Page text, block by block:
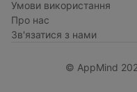
Умови використання
Про нас
Зв'язатися з нами
© AppMind